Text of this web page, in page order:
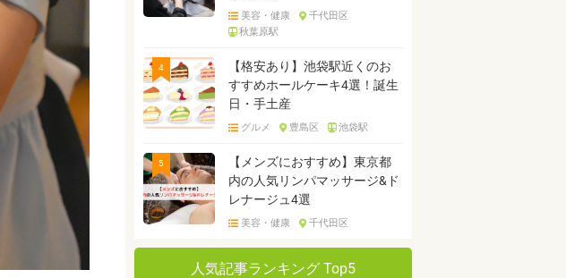
美容・健康
千代田区
秋葉原駅
4
【格安あり】池袋駅近くのお
すすめホールケーキ4選！誕生
日・手土産
グルメ 豊島区 池袋駅
5
【メンズにおすすめ】東京都
内の人気リンパマッサージ&ド
レナージュ4選
美容・健康 千代田区
人気記事ランキング Top5